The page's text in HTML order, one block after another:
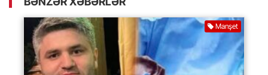
Manşet